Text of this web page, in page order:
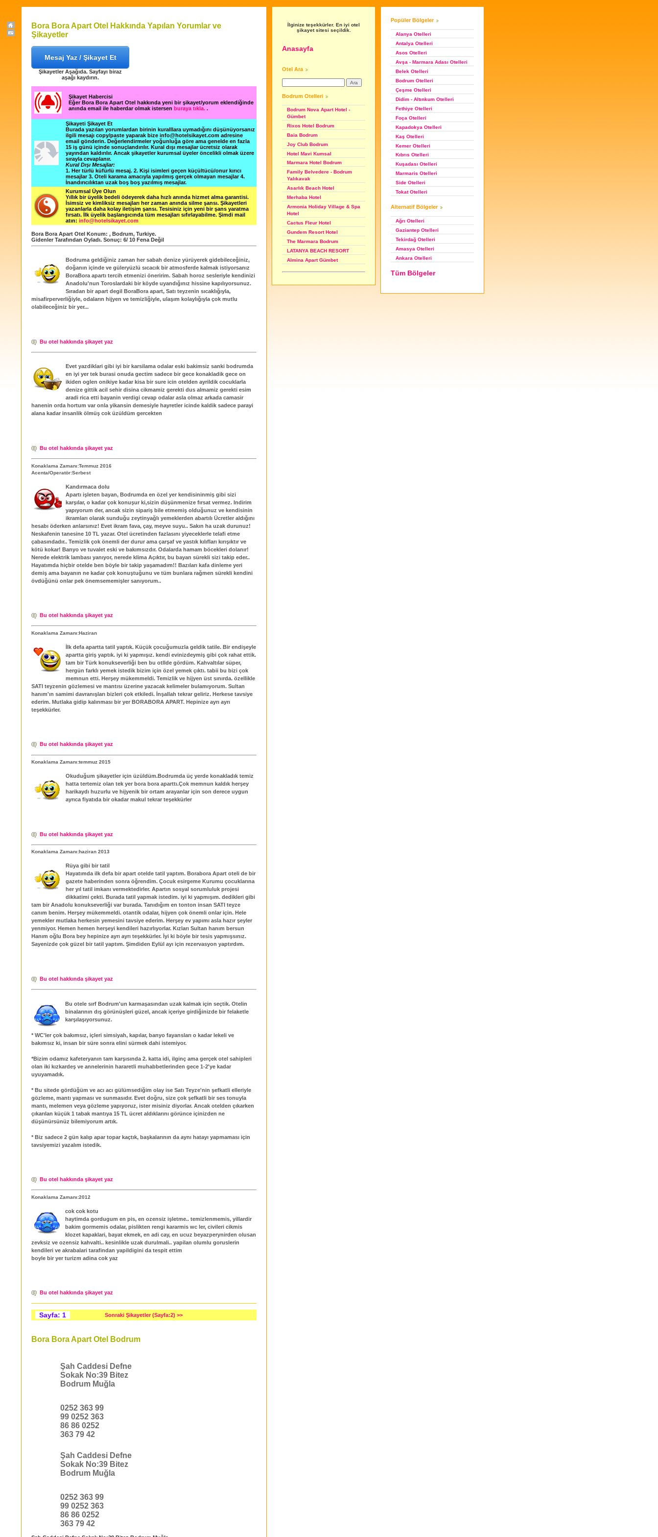
Bora Bora Apart Otel Hakkında Yapılan Yorumlar ve
Şikayetler
Mesaj Yaz / Şikayet Et
Şikayetler Aşağıda. Sayfayı biraz
aşağı kaydırın.
Şikayet Habercisi
Eğer Bora Bora Apart Otel hakkında yeni bir şikayet/yorum eklendiğinde
anında email ile haberdar olmak istersen buraya tıkla. .
Şikayeti Şikayet Et
Burada yazılan yorumlardan birinin kuralllara uymadığını düşünüyorsanız
ilgili mesajı copy/paste yaparak bize info@hotelsikayet.com adresine
email gönderin. Değerlendirmeler yoğunluğa göre ama genelde en fazla
15 iş günü içinde sonuçlandırılır. Kural dışı mesajlar ücretsiz olarak
yayından kaldırılır. Ancak şikayetler kurumsal üyeler öncelikli olmak üzere
sırayla cevaplanır.
Kural Dışı Mesajlar:
1. Her türlü küfürlü mesaj. 2. Kişi isimleri geçen küçültücü/onur kırıcı
mesajlar 3. Oteli karama amacıyla yapılmış gerçek olmayan mesajlar 4.
İnandırıcılıktan uzak boş boş yazılmış mesajlar.
Kurumsal Üye Olun
Yıllık bir üyelik bedeli ödeyerek daha hızlı anında hizmet alma garantisi.
İsimsiz ve kimliksiz mesajları her zaman anında silme şansı. Şikayetleri
yazanlarla daha kolay iletişim şansı. Tesisiniz için yeni bir şans yaratma
fırsatı. İlk üyelik başlangıcında tüm mesajları sıfırlayabilme. Şimdi mail
atın: info@hotelsikayet.com
Bora Bora Apart Otel Konum: , Bodrum, Turkiye.
Gidenler Tarafından Oyladı. Sonuç: 6/ 10 Fena Değil
Bodruma geldiğiniz zaman her sabah denize yürüyerek gidebileceğiniz,
doğanın içinde ve güleryüzlü sıcacık bir atmosferde kalmak istiyorsanız
BoraBora apartı tercih etmenizi öneririm. Sabah horoz sesleriyle kendinizi
Anadolu'nun Toroslardaki bir köyde uyandığınız hissine kapılıyorsunuz.
Sıradan bir apart degil BoraBora apart, Satı teyzenin sıcaklığıyla,
misafirperverliğiyle, odaların hijyen ve temizliğiyle, ulaşım kolaylığıyla çok mutlu
olabileceğiniz bir yer...
Bu otel hakkında şikayet yaz
Evet yazdiklari gibi iyi bir karsilama odalar eski bakimsiz sanki bodrumda
en iyi yer tek burasi onuda gectim sadece bir gece konakladik gece on
ikiden oglen onikiye kadar kisa bir sure icin otelden ayrildik cocuklarla
denize gittik acil sehir disina cikmamiz gerekti dus almamiz gerekti esim
aradi rica etti bayanin verdigi cevap odalar asla olmaz arkada camasir
hanenin orda hortum var onla yikansin demesiyle hayretler icinde kaldik sadece parayi
alana kadar insanlik ölmüş cok üzüldüm gercekten
Bu otel hakkında şikayet yaz
Konaklama Zamanı:Temmuz 2016
Acenta/Operatör:Serbest
Kandırmaca dolu
Apartı işleten bayan, Bodrumda en özel yer kendisininmiş gibi sizi
karşılar, o kadar çok konuşur ki,sizin düşünmenize fırsat vermez. Indirim
yapıyorum der, ancak sizin sipariş bile etmemiş olduğunuz ve kendisinin
ikramları olarak sunduğu zeytinyağlı yemeklerden abartılı Ücretler aldığını
hesabı öderken anlarsınız! Evet ikram fava, çay, meyve suyu.. Sakın ha uzak durunuz!
Neskafenin tanesine 10 TL yazar. Otel ücretinden fazlasını yiyeceklerle telafi etme
çabasındadır.. Temizlik çok önemli der durur ama çarşaf ve yastık kılıfları kırışıktır ve
kötü kokar! Banyo ve tuvalet eski ve bakımsızdır. Odalarda hamam böcekleri dolanır!
Nerede elektrik lambası yanıyor, nerede klima Açıktır, bu bayan sürekli sizi takip eder..
Hayatımda hiçbir otelde ben böyle bir takip yaşamadım!! Bazıları kafa dinleme yeri
demiş ama bayanın ne kadar çok konuştuğunu ve tüm bunlara rağmen sürekli kendini
övdüğünü onlar pek önemsememişler sanıyorum..
Bu otel hakkında şikayet yaz
Konaklama Zamanı:Haziran
İlk defa apartta tatil yaptık. Küçük çocuğumuzla geldik tatile. Bir endişeyle
apartta giriş yaptık. iyi ki yapmışız. kendi evinizdeymiş gibi çok rahat ettik.
tam bir Türk konukseverliği ben bu otllde gördüm. Kahvaltılar süper,
hergün farklı yemek istedik bizim için özel yemek çıktı. tabii bu bizi çok
memnun etti. Herşey mükemmeldi. Temizlik ve hijyen üst sınırda. özellikle
SATI teyzenin gözlemesi ve mantısı üzerine yazacak kelimeler bulamıyorum. Sultan
hanım'ın samimi davranışları bizleri çok etkiledi. İnşallah tekrar geliriz. Herkese tavsiye
ederim. Mutlaka gidip kalınması bir yer BORABORA APART. Hepinize ayrı ayrı
teşekkürler.
Bu otel hakkında şikayet yaz
Konaklama Zamanı:temmuz 2015
Okuduğum şikayetler için üzüldüm.Bodrumda üç yerde konakladık temiz
hatta tertemiz olan tek yer bora bora aparttı.Çok memnun kaldık herşey
harikaydı huzurlu ve hijyenik bir ortam arayanlar için son derece uygun
ayrıca fiyatıda bir okadar makul tekrar teşekkürler
Bu otel hakkında şikayet yaz
Konaklama Zamanı:haziran 2013
Rüya gibi bir tatil
Hayatımda ilk defa bir apart otelde tatil yaptım. Borabora Apart oteli de bir
gazete haberinden sonra öğrendim. Çocuk esirgeme Kurumu çocuklarına
her yıl tatil imkanı vermektedirler. Apartın sosyal sorumluluk projesi
dikkatimi çekti. Burada tatil yapmak istedim. iyi ki yapmışım. dedikleri gibi
tam bir Anadolu konukseverliği var burada. Tanıdığım en tonton insan SATI teyze
canım benim. Herşey mükemmeldi. otantik odalar, hijyen çok önemli onlar için. Hele
yemekler mutlaka herkesin yemesini tavsiye ederim. Herşey ev yapımı asla hazır şeyler
yenmiyor. Hemen hemen herşeyi kendileri hazırlıyorlar. Kızları Sultan hanım bersun
Hanım oğlu Bora bey hepinize ayrı ayrı teşekkürler. İyi ki böyle bir tesis yapmışsınız.
Sayenizde çok güzel bir tatil yaptım. Şimdiden Eylül ayı için rezervasyon yaptırdım.
Bu otel hakkında şikayet yaz
Bu otele sırf Bodrum'un karmaşasından uzak kalmak için seçtik. Otelin
binalarının dış görünüşleri güzel, ancak içeriye girdiğinizde bir felaketle
karşılaşıyorsunuz.
* WC'ler çok bakımsız, içleri simsiyah, kapılar, banyo fayansları o kadar lekeli ve
bakımsız ki, insan bir süre sonra elini sürmek dahi istemiyor.
*Bizim odamız kafeteryanın tam karşısında 2. katta idi, ilginç ama gerçek otel sahipleri
olan iki kızkardeş ve annelerinin hararetli muhabbetlerinden gece 1-2'ye kadar
uyuyamadık.
* Bu sitede gördüğüm ve acı acı gülümsediğim olay ise Satı Teyze'nin şefkatli elleriyle
gözleme, mantı yapması ve sunmasıdır. Evet doğru, size çok şefkatli bir ses tonuyla
mantı, melemen veya gözleme yapıyoruz, ister misiniz diyorlar. Ancak otelden çıkarken
çıkarılan küçük 1 tabak mantıya 15 TL ücret aldıklarını görünce içinizden ne
düşünürsünüz bilemiyorum artık.
* Biz sadece 2 gün kalıp apar topar kaçtık, başkalarının da aynı hatayı yapmaması için
tavsiyemizi yazalım istedik.
Bu otel hakkında şikayet yaz
Konaklama Zamanı:2012
cok cok kotu
haytimda gordugum en pis, en ozensiz işletme.. temizlenmemis, yillardir
bakim gormemis odalar, pislikten rengi kararmis wc ler, civileri cikmis
klozet kapaklari, bayat ekmek, en adi cay, en ucuz beyazperynirden olusan
zevksiz ve ozensiz kahvalti.. kesinlikle uzak durulmali.. yapilan olumlu goruslerin
kendileri ve akrabalari tarafindan yapildigini da tespit ettim
boyle bir yer turizm adina cok yaz
Bu otel hakkında şikayet yaz
Sayfa: 1 Sonraki Şikayetler (Sayfa:2) >>
Bora Bora Apart Otel Bodrum
Şah Caddesi Defne
Sokak No:39 Bitez
Bodrum Muğla
0252 363 99
99 0252 363
86 86 0252
363 79 42
Şah Caddesi Defne
Sokak No:39 Bitez
Bodrum Muğla
0252 363 99
99 0252 363
86 86 0252
363 79 42
İlginize teşekkürler. En iyi otel
şikayet sitesi seçildik.
Anasayfa
Otel Ara
Bodrum Otelleri
Bodrum Nova Apart Hotel -
Gümbet
Rixos Hotel Bodrum
Baia Bodrum
Joy Club Bodrum
Hotel Mavi Kumsal
Marmara Hotel Bodrum
Family Belvedere - Bodrum
Yalıkavak
Asarlık Beach Hotel
Merhaba Hotel
Armonia Holiday Village & Spa
Hotel
Cactus Fleur Hotel
Gundem Resort Hotel
The Marmara Bodrum
LATANYA BEACH RESORT
Almina Apart Gümbet
Popüler Bölgeler
Alanya Otelleri
Antalya Otelleri
Asos Otelleri
Avşa - Marmara Adası Otelleri
Belek Otelleri
Bodrum Otelleri
Çeşme Otelleri
Didim - Altınkum Otelleri
Fethiye Otelleri
Foça Otelleri
Kapadokya Otelleri
Kaş Otelleri
Kemer Otelleri
Kıbrıs Otelleri
Kuşadası Otelleri
Marmaris Otelleri
Side Otelleri
Tokat Otelleri
Alternatif Bölgeler
Ağrı Otelleri
Gaziantep Otelleri
Tekirdağ Otelleri
Amasya Otelleri
Ankara Otelleri
Tüm Bölgeler